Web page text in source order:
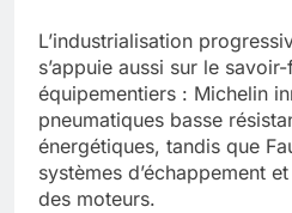
L’industrialisation
s’appuie aussi sur le
équipementiers : Michelin
pneumatiques basse
énergétiques, tandis que
systèmes d’échappement
des moteurs.